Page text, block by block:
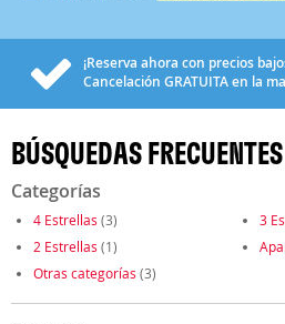
¡Reserva ahora con precios
Cancelación GRATUITAen la
BÚSQUEDAS
Categorías
4 Estrellas (3) 3
2 Estrellas (1)
Otras categorías (3)